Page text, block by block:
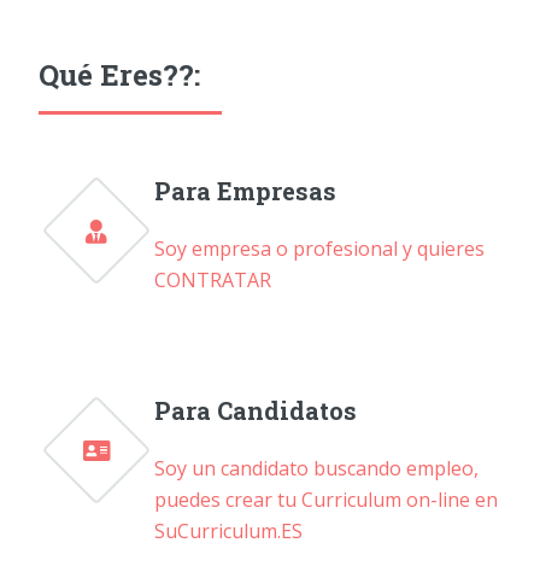
Qué Eres??:
Para Empresas
Soy empresa o profesional y quieres
CONTRATAR
Para Candidatos
Soy un candidato buscando empleo,
puedes crear tu Curriculum on-line en
SuCurriculum.ES